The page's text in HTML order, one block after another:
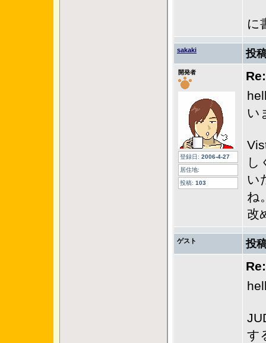
に
sakaki 投
開発者
登録日: 2006-4-27
居住地:
投稿: 103
い
し
い
ね
改
ゲスト 投
す